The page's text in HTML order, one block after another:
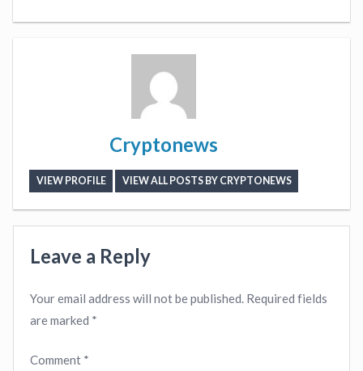
Cryptonews
VIEW PROFILE VIEW ALL POSTS BY CRYPTONEWS
Leave a Reply
Your email address will not be published. Required fields
are marked *
Comment *